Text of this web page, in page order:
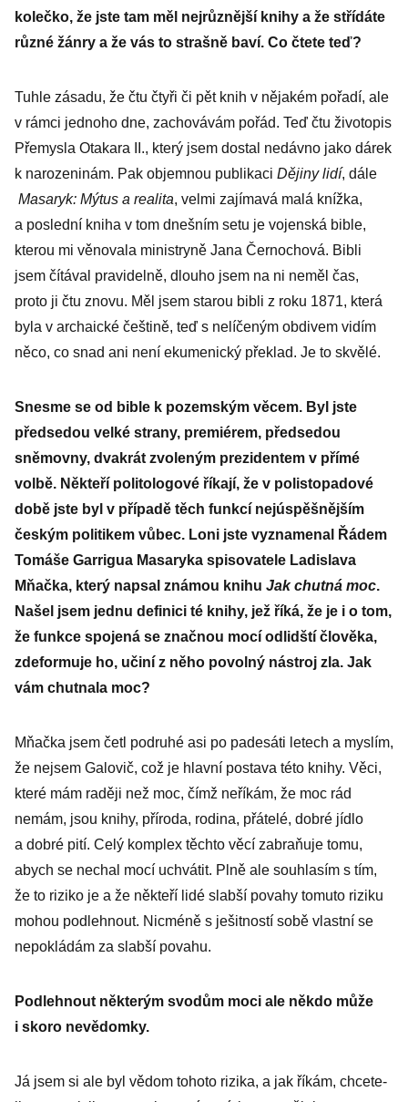
kolečko, že jste tam měl nejrůznější knihy a že střídáte
různé žánry a že vás to strašně baví. Co čtete teď?
Tuhle zásadu, že čtu čtyři či pět knih v nějakém pořadí, ale
v rámci jednoho dne, zachovávám pořád. Teď čtu životopis
Přemysla Otakara II., který jsem dostal nedávno jako dárek
k narozeninám. Pak objemnou publikaci Dějiny lidí, dále
Masaryk: Mýtus a realita, velmi zajímavá malá knížka,
a poslední kniha v tom dnešním setu je vojenská bible,
kterou mi věnovala ministryně Jana Černochová. Bibli
jsem čítával pravidelně, dlouho jsem na ni neměl čas,
proto ji čtu znovu. Měl jsem starou bibli z roku 1871, která
byla v archaické češtině, teď s nelíčeným obdivem vidím
něco, co snad ani není ekumenický překlad. Je to skvělé.
Snesme se od bible k pozemským věcem. Byl jste
předsedou velké strany, premiérem, předsedou
sněmovny, dvakrát zvoleným prezidentem v přímé
volbě. Někteří politologové říkají, že v polistopadové
době jste byl v případě těch funkcí nejúspěšnějším
českým politikem vůbec. Loni jste vyznamenal Řádem
Tomáše Garrigua Masaryka spisovatele Ladislava
Mňačka, který napsal známou knihu Jak chutná moc.
Našel jsem jednu definici té knihy, jež říká, že je i o tom,
že funkce spojená se značnou mocí odlidští člověka,
zdeformuje ho, učiní z něho povolný nástroj zla. Jak
vám chutnala moc?
Mňačka jsem četl podruhé asi po padesáti letech a myslím,
že nejsem Galovič, což je hlavní postava této knihy. Věci,
které mám raději než moc, čímž neříkám, že moc rád
nemám, jsou knihy, příroda, rodina, přátelé, dobré jídlo
a dobré pití. Celý komplex těchto věcí zabraňuje tomu,
abych se nechal mocí uchvátit. Plně ale souhlasím s tím,
že to riziko je a že někteří lidé slabší povahy tomuto riziku
mohou podlehnout. Nicméně s ješitností sobě vlastní se
nepokládám za slabší povahu.
Podlehnout některým svodům moci ale někdo může
i skoro nevědomky.
Já jsem si ale byl vědom tohoto rizika, a jak říkám, chcete-